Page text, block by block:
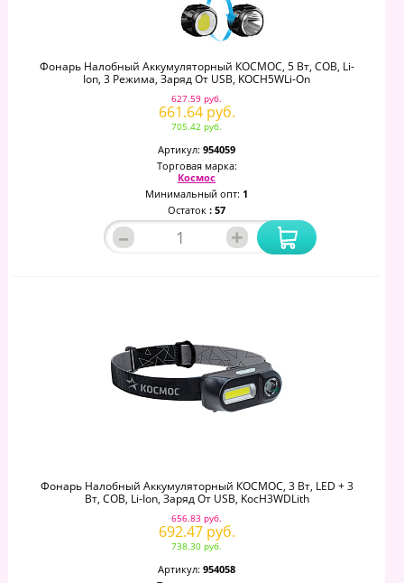
Фонарь Налобный Аккумуляторный КОСМОС, 5 Вт, COB, Li-
Ion, 3 Режима, Заряд От USB, KOCH5WLi-On
627.59 руб.
661.64 руб.
705.42 руб.
Артикул: 954059
Торговая марка:
Космос
Минимальный опт: 1
Остаток : 57
– +
Фонарь Налобный Аккумуляторный КОСМОС, 3 Вт, LED + 3
Вт, СОВ, Li-Ion, Заряд От USB, KocH3WDLith
656.83 руб.
692.47 руб.
738.30 руб.
Артикул: 954058